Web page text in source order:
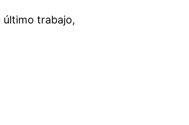
último trabajo,